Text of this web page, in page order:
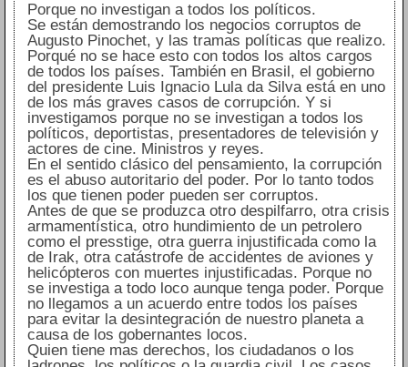
Porque no investigan a todos los políticos.
Se están demostrando los negocios corruptos de
Augusto Pinochet, y las tramas políticas que realizo.
Porqué no se hace esto con todos los altos cargos
de todos los países. También en Brasil, el gobierno
del presidente Luis Ignacio Lula da Silva está en uno
de los más graves casos de corrupción. Y si
investigamos porque no se investigan a todos los
políticos, deportistas, presentadores de televisión y
actores de cine. Ministros y reyes.
En el sentido clásico del pensamiento, la corrupción
es el abuso autoritario del poder. Por lo tanto todos
los que tienen poder pueden ser corruptos.
Antes de que se produzca otro despilfarro, otra crisis
armamentística, otro hundimiento de un petrolero
como el presstige, otra guerra injustificada como la
de Irak, otra catástrofe de accidentes de aviones y
helicópteros con muertes injustificadas. Porque no
se investiga a todo loco aunque tenga poder. Porque
no llegamos a un acuerdo entre todos los países
para evitar la desintegración de nuestro planeta a
causa de los gobernantes locos.
Quien tiene mas derechos, los ciudadanos o los